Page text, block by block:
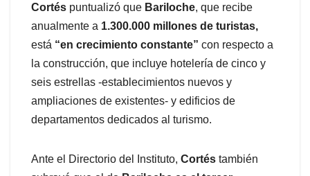
Cortés puntualizó que Bariloche, que recibe
anualmente a 1.300.000 millones de turistas,
está “en crecimiento constante” con respecto a
la construcción, que incluye hotelería de cinco y
seis estrellas -establecimientos nuevos y
ampliaciones de existentes- y edificios de
departamentos dedicados al turismo.
Ante el Directorio del Instituto, Cortés también